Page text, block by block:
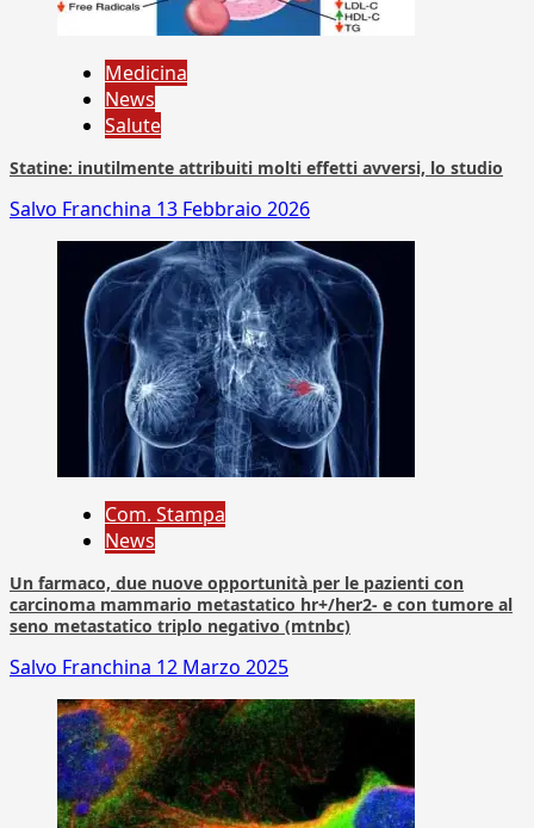
Medicina
News
Salute
Statine: inutilmente attribuiti molti effetti avversi, lo studio
Salvo Franchina 13 Febbraio 2026
Com. Stampa
News
Un farmaco, due nuove opportunità per le pazienti con
carcinoma mammario metastatico hr+/her2- e con tumore al
seno metastatico triplo negativo (mtnbc)
Salvo Franchina 12 Marzo 2025